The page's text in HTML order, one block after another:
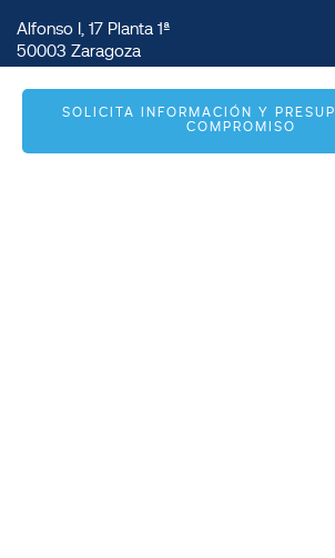
SOLICITA INFORMACIÓN Y
COMPROMISO
Alfonso I, 17 Planta 1ª
50003 Zaragoza
info@spmas.es